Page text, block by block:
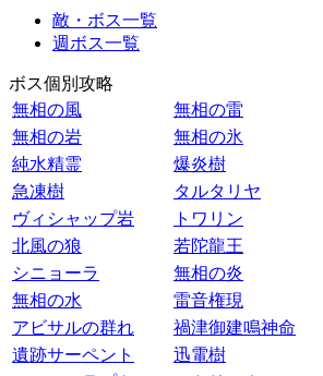
敵・ボス一覧
週ボス一覧
ボス個別攻略
無相の風
無相の雷
無相の岩
無相の氷
純水精霊
爆炎樹
急凍樹
タルタリヤ
ヴィシャップ岩
トワリン
北風の狼
若陀龍王
シニョーラ
無相の炎
無相の水
雷音権現
アビサルの群れ
禍津御建鳴神命
遺跡サーペント
迅電樹